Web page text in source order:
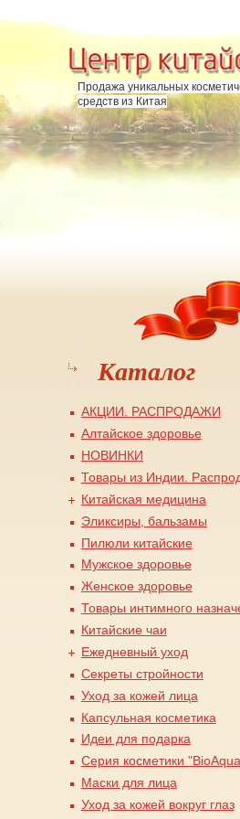
Продажа уникальных
средств из Китая
Каталог
АКЦИИ. РАСПРОДАЖИ
Алтайское здоровье
НОВИНКИ
Товары из Индии.
Китайская медицина
Эликсиры, бальзамы
Пилюли китайские
Мужское здоровье
Женское здоровье
Товары интимного
Китайские чаи
Ежедневный уход
Секреты стройности
Уход за кожей лица
Капсульная косметика
Идеи для подарка
Серия косметики
Маски для лица
Уход за кожей вокруг глаз